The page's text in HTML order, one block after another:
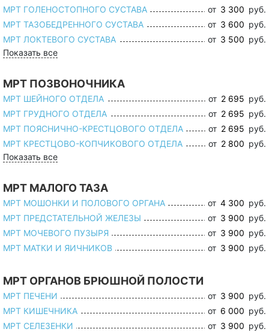
МРТ ГОЛЕНОСТОПНОГО СУСТАВА
от 3 300 руб.
МРТ ТАЗОБЕДРЕННОГО СУСТАВА
от 3 600 руб.
МРТ ЛОКТЕВОГО СУСТАВА
от 3 500 руб.
Показать все
МРТ ПОЗВОНОЧНИКА
МРТ ШЕЙНОГО ОТДЕЛА от 2 695 руб.
МРТ ГРУДНОГО ОТДЕЛА
от 2 695 руб.
МРТ ПОЯСНИЧНО-КРЕСТЦОВОГО ОТДЕЛА
от 2 695 руб.
МРТ КРЕСТЦОВО-КОПЧИКОВОГО ОТДЕЛА
от 2 800 руб.
Показать все
МРТ МАЛОГО ТАЗА
МРТ МОШОНКИ И ПОЛОВОГО ОРГАНА от 4 300 руб.
МРТ ПРЕДСТАТЕЛЬНОЙ ЖЕЛЕЗЫ
от 3 900 руб.
МРТ МОЧЕВОГО ПУЗЫРЯ
от 3 900 руб.
МРТ МАТКИ И ЯИЧНИКОВ
от 3 900 руб.
МРТ ОРГАНОВ БРЮШНОЙ ПОЛОСТИ
МРТ ПЕЧЕНИ от 3 900 руб.
МРТ КИШЕЧНИКА
от 6 000 руб.
МРТ СЕЛЕЗЕНКИ
от 3 900 руб.